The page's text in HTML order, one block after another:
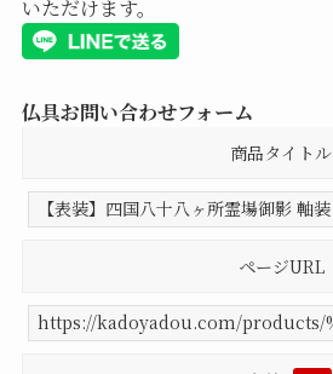
いただけます。
仏具お問い合わせフォーム
商品タイトル
ページURL